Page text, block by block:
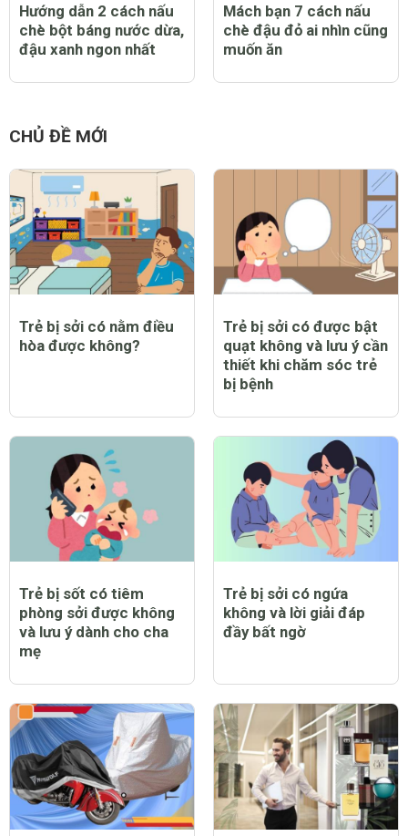
Hướng dẫn 2 cách nấu
chè bột báng nước dừa,
đậu xanh ngon nhất
Mách bạn 7 cách nấu
chè đậu đỏ ai nhìn cũng
muốn ăn
CHỦ ĐỀ MỚI
Trẻ bị sởi có nằm điều
hòa được không?
Trẻ bị sởi có được bật
quạt không và lưu ý cần
thiết khi chăm sóc trẻ
bị bệnh
Trẻ bị sốt có tiêm
phòng sởi được không
và lưu ý dành cho cha
mẹ
Trẻ bị sởi có ngứa
không và lời giải đáp
đầy bất ngờ